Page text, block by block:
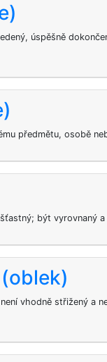
úspěšně
předmětu, osobě
být vyrovnaný a
vhodně střižený a